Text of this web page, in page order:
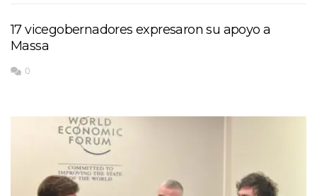
17 vicegobernadores expresaron su apoyo a
Massa
0